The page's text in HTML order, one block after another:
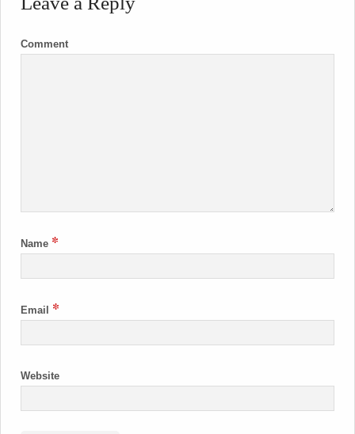
Comment
Name *
Email *
Website